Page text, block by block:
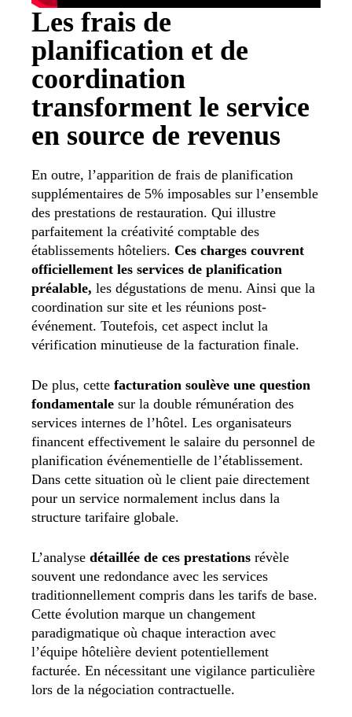
Les frais de
planification et de
coordination
transforment le service
en source de revenus
En outre, l’apparition de frais de planification
supplémentaires de 5% imposables sur l’ensemble
des prestations de restauration. Qui illustre
parfaitement la créativité comptable des
établissements hôteliers. Ces charges couvrent
officiellement les services de planification
préalable, les dégustations de menu. Ainsi que la
coordination sur site et les réunions post-
événement. Toutefois, cet aspect inclut la
vérification minutieuse de la facturation finale.
De plus, cette facturation soulève une question
fondamentale sur la double rémunération des
services internes de l’hôtel. Les organisateurs
financent effectivement le salaire du personnel de
planification événementielle de l’établissement.
Dans cette situation où le client paie directement
pour un service normalement inclus dans la
structure tarifaire globale.
L’analyse détaillée de ces prestations révèle
souvent une redondance avec les services
traditionnellement compris dans les tarifs de base.
Cette évolution marque un changement
paradigmatique où chaque interaction avec
l’équipe hôtelière devient potentiellement
facturée. En nécessitant une vigilance particulière
lors de la négociation contractuelle.